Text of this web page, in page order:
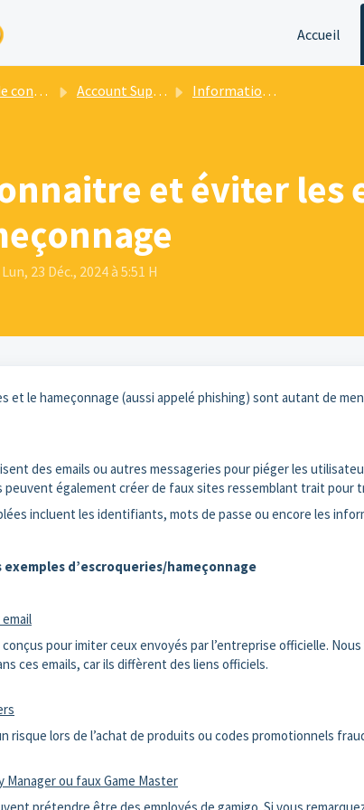
principal
Accueil
Account Support Informations Générales
et éviter les
23 Déc., 2024 à 5:51 H
et le hameçonnage (aussi appelé phishing) sont autant de
des emails ou autres messageries pour piéger les
peuvent également créer de faux sites ressemblant trait pour
incluent les identifiants, mots de passe ou encore les
exemples d’escroqueries/hameçonnage
pour imiter ceux envoyés par l’entreprise officielle.
ces emails, car ils diffèrent des liens officiels.
risque lors de l’achat de produits ou codes promotionnels
Manager ou faux Game Master